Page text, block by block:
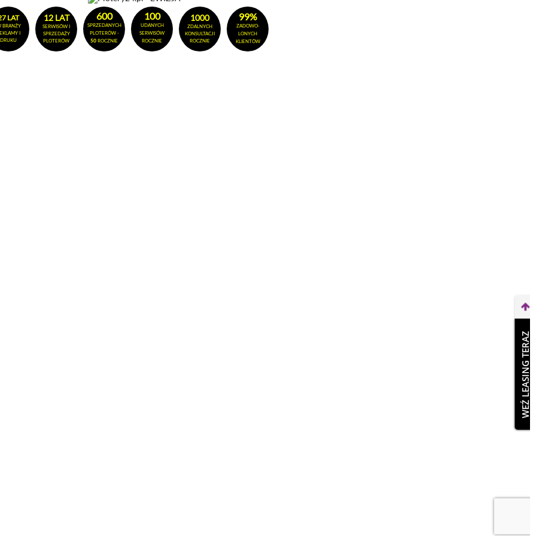
LAT
BRANŻY
I
DRUKU
12 LAT
SERWISÓW I
SPRZEDAŻY
PLOTERÓW
600
SPRZEDANYCH
PLOTERÓW -
50 ROCZNIE
100
UDANYCH
SERWISÓW
ROCZNIE
1000
ZDALNYCH
KONSULTACJI
ROCZNIE
99%
ZADOWO-
LONYCH
KLIENTÓW
WEŹ LEASING TERAZ